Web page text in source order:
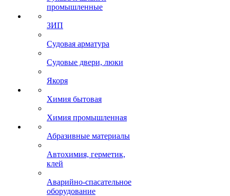
промышленные
ЗИП
Судовая арматура
Судовые двери, люки
Якоря
Химия бытовая
Химия промышленная
Абразивные материалы
Автохимия, герметик,
клей
Аварийно-спасательное
оборудование